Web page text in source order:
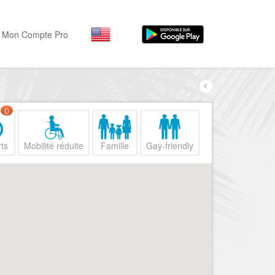
Hôtels, ...
Visiter
Musées, ...
Par quartiers
Nice Promenade du
Nice le Port
Mon Compte Pro
0
Mobilité réduite Famille Gay-friendly